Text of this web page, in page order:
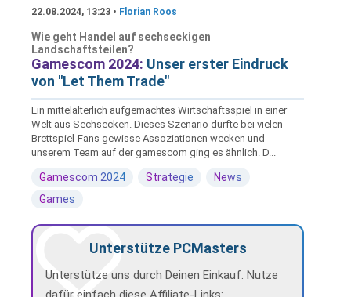
22.08.2024, 13:23 • Florian Roos
Wie geht Handel auf sechseckigen
Landschaftsteilen?
Gamescom 2024: Unser erster Eindruck
von "Let Them Trade"
Ein mittelalterlich aufgemachtes Wirtschaftsspiel in einer
Welt aus Sechsecken. Dieses Szenario dürfte bei vielen
Brettspiel-Fans gewisse Assoziationen wecken und
unserem Team auf der gamescom ging es ähnlich. D...
Gamescom 2024 Strategie
News
Games
Unterstütze PCMasters
Unterstütze uns durch Deinen Einkauf. Nutze